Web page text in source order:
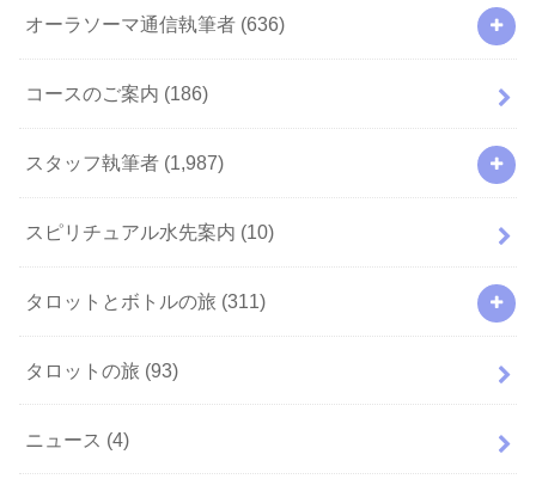
オーラソーマ通信執筆者 (636)
コースのご案内 (186)
スタッフ執筆者 (1,987)
スピリチュアル水先案内 (10)
タロットとボトルの旅 (311)
タロットの旅 (93)
ニュース (4)